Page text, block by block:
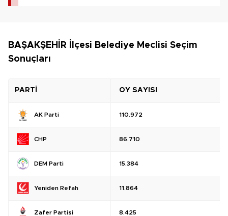
BAŞAKŞEHİR İlçesi Belediye Meclisi Seçim
Sonuçları
PARTİ OY SAYISI
AK Parti 110.972
CHP 86.710
DEM Parti 15.384
Yeniden Refah 11.864
Zafer Partisi 8.425